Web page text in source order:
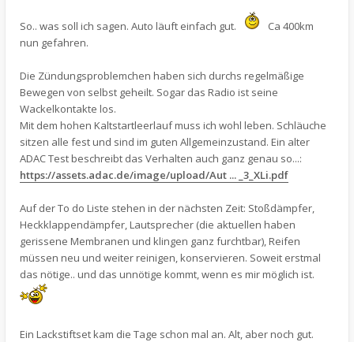
So.. was soll ich sagen. Auto läuft einfach gut.
Ca 400km
nun gefahren.
Die Zündungsproblemchen haben sich durchs regelmäßige
Bewegen von selbst geheilt. Sogar das Radio ist seine
Wackelkontakte los.
Mit dem hohen Kaltstartleerlauf muss ich wohl leben. Schläuche
sitzen alle fest und sind im guten Allgemeinzustand. Ein alter
ADAC Test beschreibt das Verhalten auch ganz genau so...:
https://assets.adac.de/image/upload/Aut ... _3_XLi.pdf
Auf der To do Liste stehen in der nächsten Zeit: Stoßdämpfer,
Heckklappendämpfer, Lautsprecher (die aktuellen haben
gerissene Membranen und klingen ganz furchtbar), Reifen
müssen neu und weiter reinigen, konservieren. Soweit erstmal
das nötige.. und das unnötige kommt, wenn es mir möglich ist.
Ein Lackstiftset kam die Tage schon mal an. Alt, aber noch gut.